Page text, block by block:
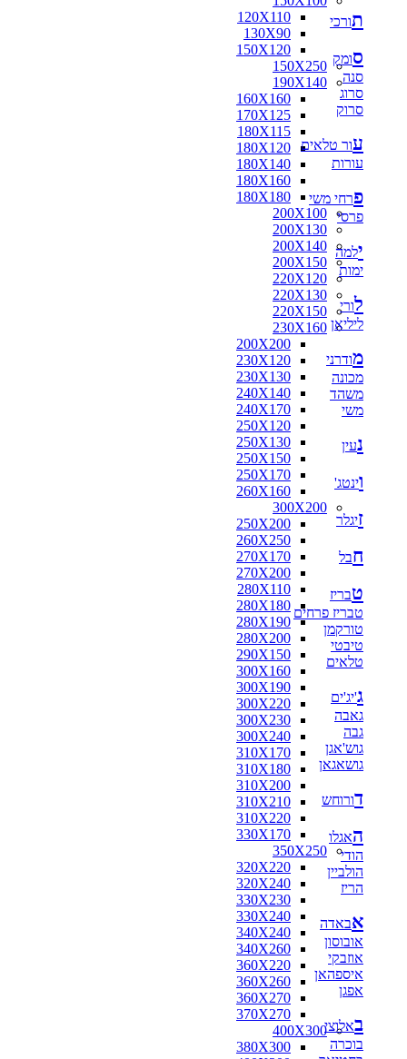
120X110
130X90
150X120
150X250
190X140
160X160
170X125
180X115
180X120
180X140
180X160
180X180
200X100
200X130
200X140
200X150
220X120
220X130
220X150
230X160
200X200
230X120
230X130
240X140
240X170
250X120
250X130
250X150
250X170
260X160
300X200
250X200
260X250
270X170
270X200
280X110
280X180
280X190
280X200
290X150
300X160
300X190
300X220
300X230
300X240
310X170
310X180
310X200
310X210
310X220
330X170
350X250
320X220
320X240
330X230
330X240
340X240
340X260
360X220
360X260
360X270
370X270
400X300
380X300
תורכי
סומק
סנה
סרוג
סרוק
עור טלאים
עורות
פרחי משי
פרסי
ילמה
ימות
לורי
ליליאן
מודרני
מכונה
משהד
משי
נעין
וינטג'
זיגלר
חבל
טבריז
טבריז פרחים
טורקמן
טיבטי
טלאים
ג'יג'ים
גאבה
גבה
גוש'אגן
גושאגאן
דורוחש
האגלו
הודי
הולביין
הריז
אבאדה
אובוסון
אוזבקי
איספהאן
אפגן
באלוצי
בוכרה